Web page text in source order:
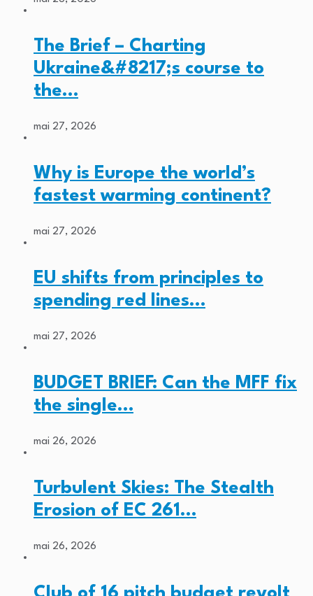
The Brief – Charting
Ukraine&#8217;s course to
the…
mai 27, 2026
Why is Europe the world’s
fastest warming continent?
mai 27, 2026
EU shifts from principles to
spending red lines…
mai 27, 2026
BUDGET BRIEF: Can the MFF fix
the single…
mai 26, 2026
Turbulent Skies: The Stealth
Erosion of EC 261…
mai 26, 2026